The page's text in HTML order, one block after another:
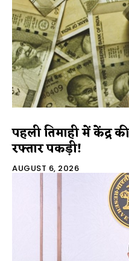
पहली तिमाही में केंद्र
रफ्तार पकड़ी!
AUGUST 6, 2026